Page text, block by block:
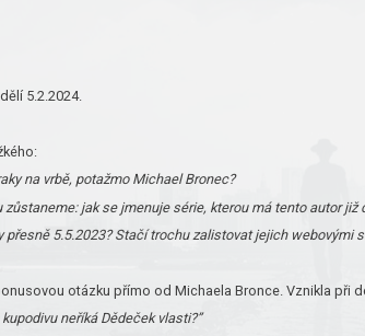
5.2.2024.
na vrbě, potažmo Michael Bronec?
jak se jmenuje série, kterou má tento autor
přesně 5.5.2023? Stačí trochu zalistovat jejich webovými
otázku přímo od Michaela Bronce. Vznikla při
neříká Dědeček vlasti?”